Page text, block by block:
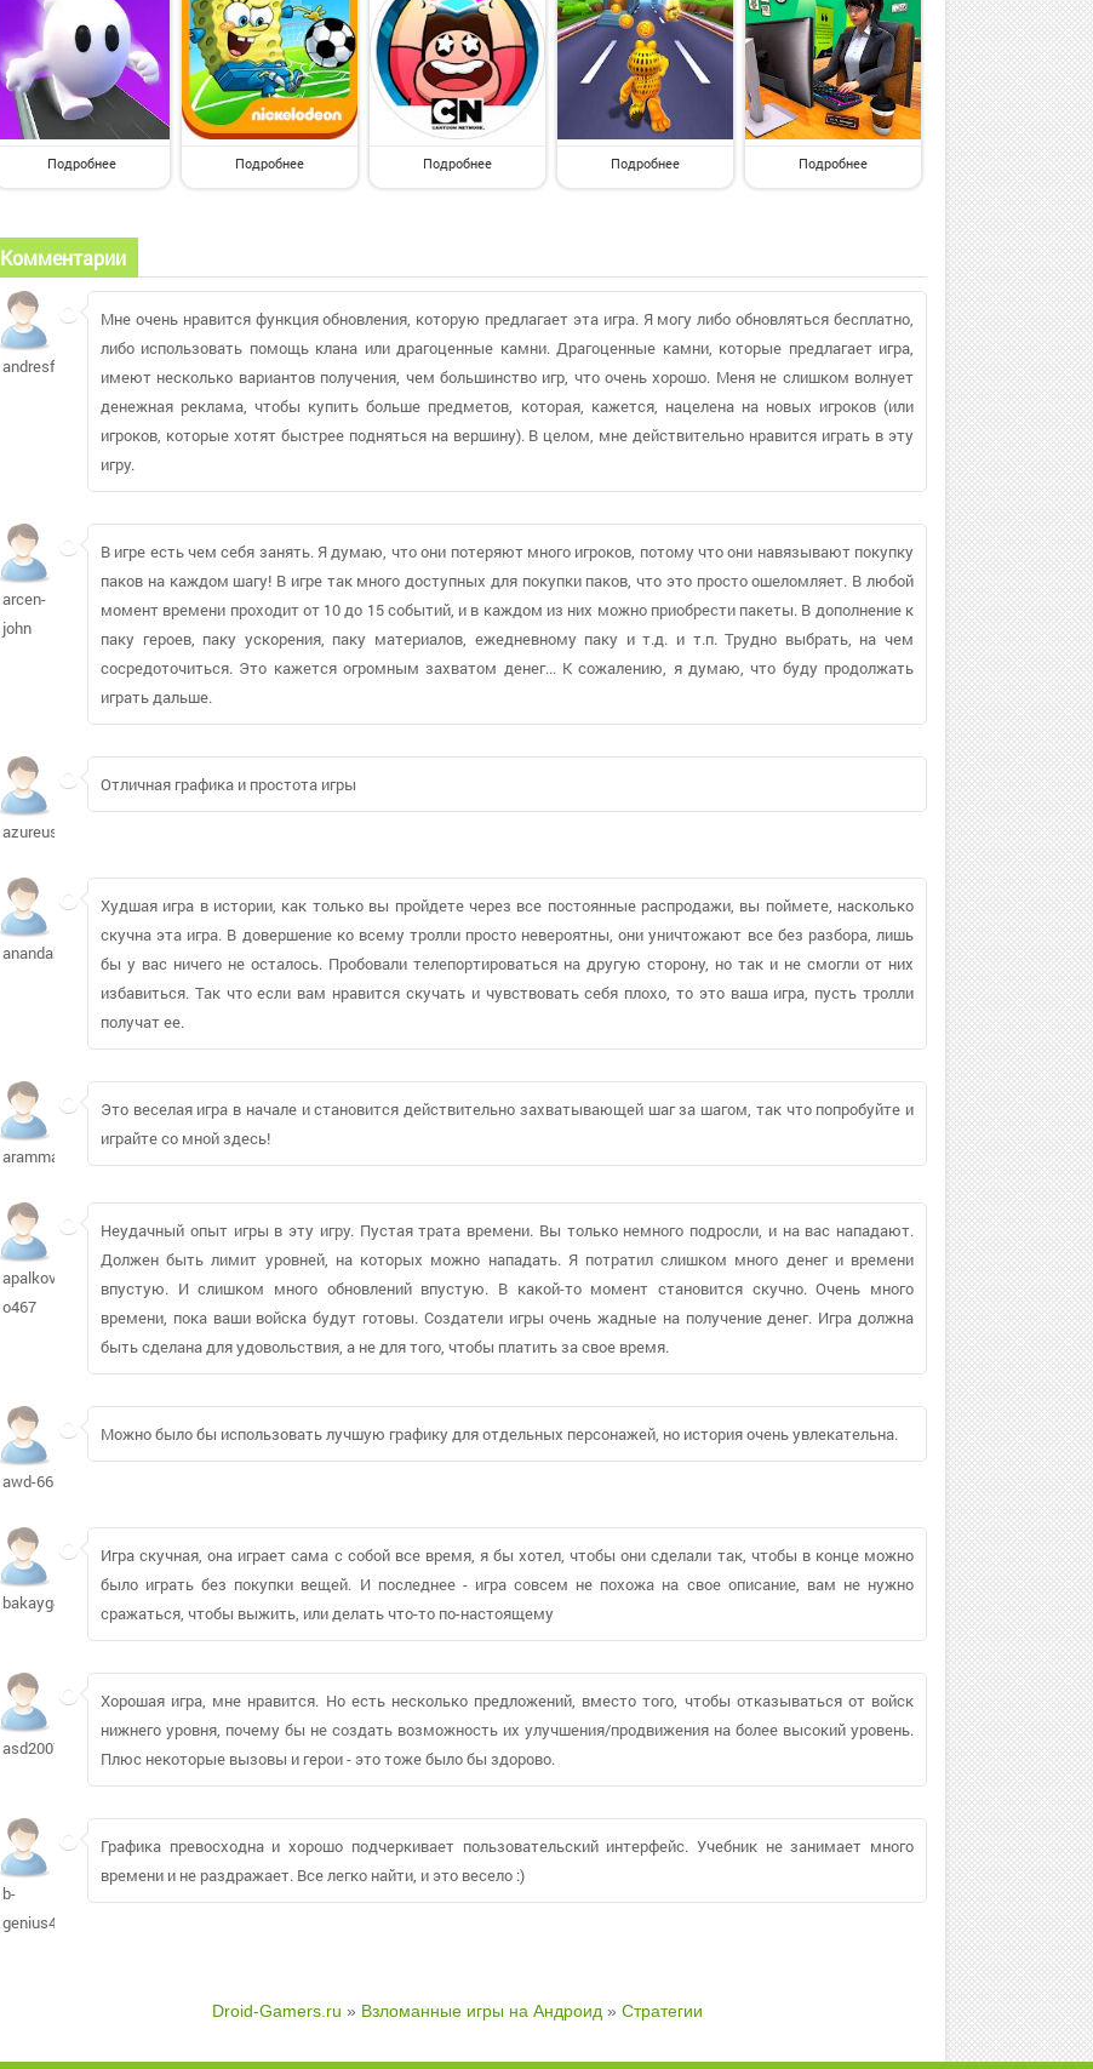
Подробнее Подробнее Подробнее Подробнее Подробнее
Комментарии
andresfg
Мне очень нравится функция обновления, которую предлагает эта игра. Я могу либо обновляться бесплатно,
либо использовать помощь клана или драгоценные камни. Драгоценные камни, которые предлагает игра,
имеют несколько вариантов получения, чем большинство игр, что очень хорошо. Меня не слишком волнует
денежная реклама, чтобы купить больше предметов, которая, кажется, нацелена на новых игроков (или
игроков, которые хотят быстрее подняться на вершину). В целом, мне действительно нравится играть в эту
игру.
arcen-
john
В игре есть чем себя занять. Я думаю, что они потеряют много игроков, потому что они навязывают покупку
паков на каждом шагу! В игре так много доступных для покупки паков, что это просто ошеломляет. В любой
момент времени проходит от 10 до 15 событий, и в каждом из них можно приобрести пакеты. В дополнение к
паку героев, паку ускорения, паку материалов, ежедневному паку и т.д. и т.п. Трудно выбрать, на чем
сосредоточиться. Это кажется огромным захватом денег... К сожалению, я думаю, что буду продолжать
играть дальше.
azureusnez430
Отличная графика и простота игры
anandah436
Худшая игра в истории, как только вы пройдете через все постоянные распродажи, вы поймете, насколько
скучна эта игра. В довершение ко всему тролли просто невероятны, они уничтожают все без разбора, лишь
бы у вас ничего не осталось. Пробовали телепортироваться на другую сторону, но так и не смогли от них
избавиться. Так что если вам нравится скучать и чувствовать себя плохо, то это ваша игра, пусть тролли
получат ее.
arammarin
Это веселая игра в начале и становится действительно захватывающей шаг за шагом, так что попробуйте и
играйте со мной здесь!
apalkov-
o467
Неудачный опыт игры в эту игру. Пустая трата времени. Вы только немного подросли, и на вас нападают.
Должен быть лимит уровней, на которых можно нападать. Я потратил слишком много денег и времени
впустую. И слишком много обновлений впустую. В какой-то момент становится скучно. Очень много
времени, пока ваши войска будут готовы. Создатели игры очень жадные на получение денег. Игра должна
быть сделана для удовольствия, а не для того, чтобы платить за свое время.
awd-66
Можно было бы использовать лучшую графику для отдельных персонажей, но история очень увлекательна.
bakayg48
Игра скучная, она играет сама с собой все время, я бы хотел, чтобы они сделали так, чтобы в конце можно
было играть без покупки вещей. И последнее - игра совсем не похожа на свое описание, вам не нужно
сражаться, чтобы выжить, или делать что-то по-настоящему
asd2007845
Хорошая игра, мне нравится. Но есть несколько предложений, вместо того, чтобы отказываться от войск
нижнего уровня, почему бы не создать возможность их улучшения/продвижения на более высокий уровень.
Плюс некоторые вызовы и герои - это тоже было бы здорово.
b-
genius415
Графика превосходна и хорошо подчеркивает пользовательский интерфейс. Учебник не занимает много
времени и не раздражает. Все легко найти, и это весело :)
Droid-Gamers.ru » Взломанные игры на Андроид » Стратегии